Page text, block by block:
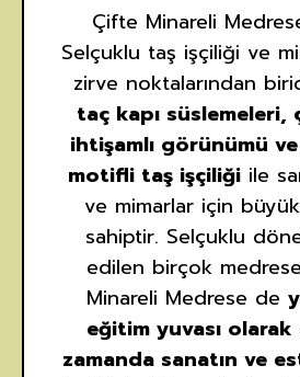
Çifte Minareli
Selçuklu taş işçiliği ve
zirve noktalarından
taç kapı
ihtişamlı görünümü
motifli taş işçiliği ile
ve mimarlar için
sahiptir. Selçuklu
edilen birçok
Minareli Medrese de
eğitim yuvası olarak
zamanda sanatın ve